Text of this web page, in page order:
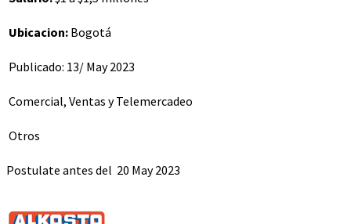
Ubicacion: Bogotá
Publicado: 13/ May 2023
Comercial, Ventas y Telemercadeo
Otros
Postulate antes del 20 May 2023